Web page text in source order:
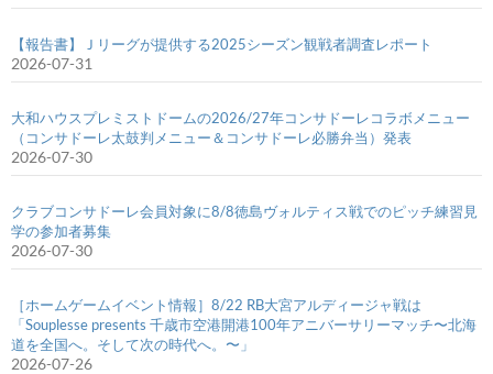
【報告書】Ｊリーグが提供する2025シーズン観戦者調査レポート
2026-07-31
大和ハウスプレミストドームの2026/27年コンサドーレコラボメニュー
（コンサドーレ太鼓判メニュー＆コンサドーレ必勝弁当）発表
2026-07-30
クラブコンサドーレ会員対象に8/8徳島ヴォルティス戦でのピッチ練習見
学の参加者募集
2026-07-30
［ホームゲームイベント情報］8/22 RB大宮アルディージャ戦は
「Souplesse presents 千歳市空港開港100年アニバーサリーマッチ〜北海
道を全国へ。そして次の時代へ。〜」
2026-07-26